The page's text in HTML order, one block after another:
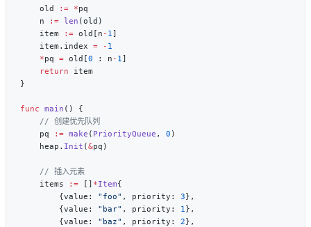
    old
:= *
    n
:= len
    item
:= old[n - 1
    item.index
= -
    *
pq = old[0 : n - 1
    return
func main
    pq
:= make ( PriorityQueue , 0
    heap.
Init (&
    items
:= [] *Item
        {value:
"foo" , priority: 3
        {value:
"bar" , priority: 1
        {value:
"baz" , priority: 2